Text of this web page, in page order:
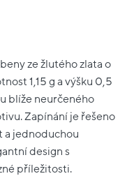
ze žlutého zlata o
1,15 g a výšku 0,5
blíže neurčeného
Zapínání je řešeno
a jednoduchou
design s
příležitosti.